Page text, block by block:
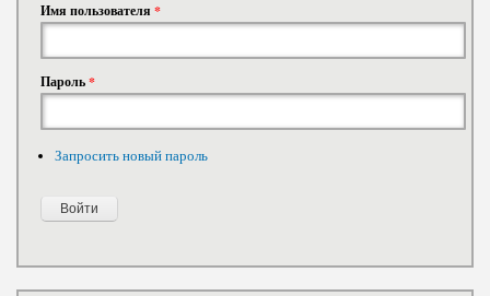
Имя пользователя *
Пароль*
Запросить новый пароль